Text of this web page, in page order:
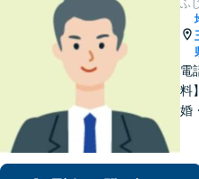
ふ
電
料
婚